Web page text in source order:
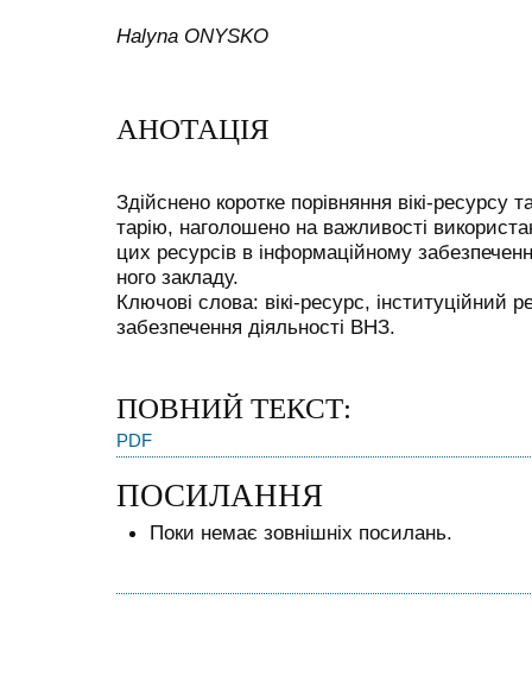
Halyna ONYSKO
АНОТАЦІЯ
Здійснено коротке порівняння вікі-ресурсу
тарію, наголошено на важливості
цих ресурсів в інформаційному
ного закладу.
Ключові слова: вікі-ресурс, інституційний
забезпечення діяльності ВНЗ.
ПОВНИЙ ТЕКСТ:
PDF
ПОСИЛАННЯ
Поки немає зовнішніх посилань.